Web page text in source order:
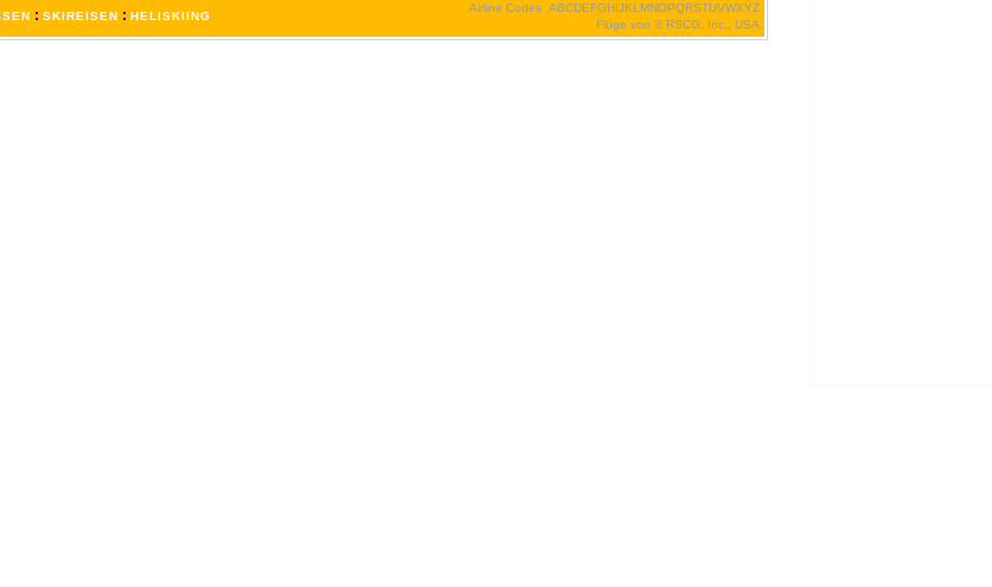
: SKIREISEN : HELISKIING
Airline Codes ABCDEFGHIJKL MNOPQRSTUVWXYZ
Flüge von © RSCG, Inc., USA